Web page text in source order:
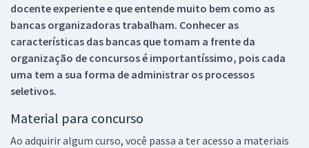
docente experiente e que entende muito bem como as
bancas organizadoras trabalham. Conhecer as
características das bancas que tomam a frente da
organização de concursos é importantíssimo, pois cada
uma tem a sua forma de administrar os processos
seletivos.
Material para concurso
Ao adquirir algum curso, você passa a ter acesso a materiais